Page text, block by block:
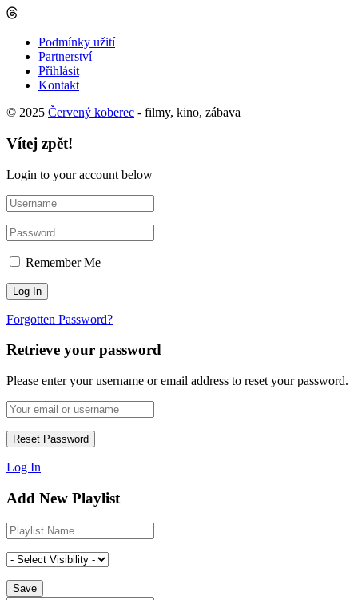
Podmínky užití
Partnerství
Přihlásit
Kontakt
© 2025 Červený koberec - filmy, kino, zábava
Vítej zpět!
Login to your account below
Remember Me
Forgotten Password?
Retrieve your password
Please enter your username or email address to reset your password.
Log In
Add New Playlist